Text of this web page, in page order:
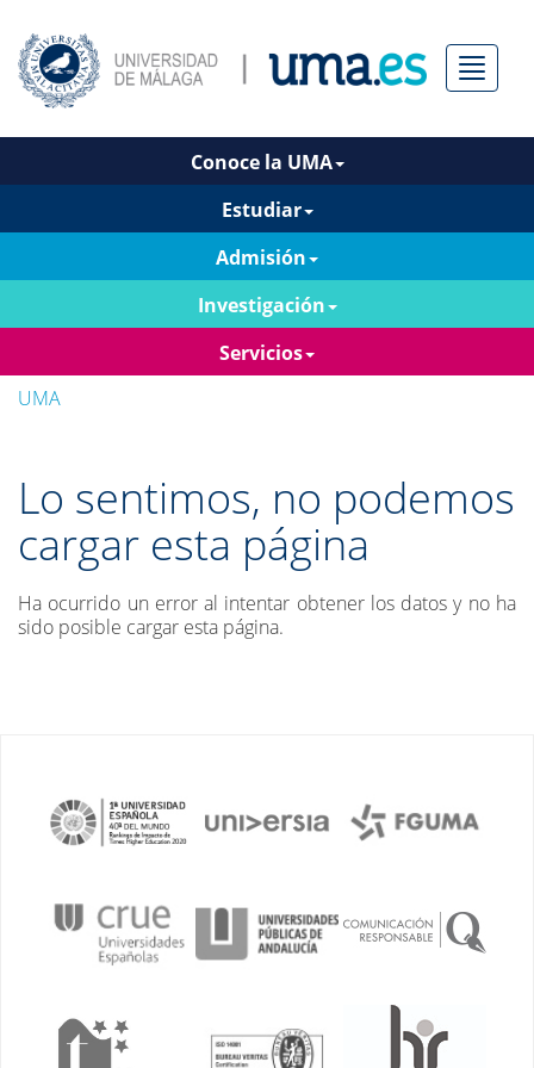
Menú
Conoce la UMA
Estudiar
Admisión
Investigación
Servicios
UMA
Lo sentimos, no podemos
cargar esta página
Ha ocurrido un error al intentar obtener los datos y no ha
sido posible cargar esta página.